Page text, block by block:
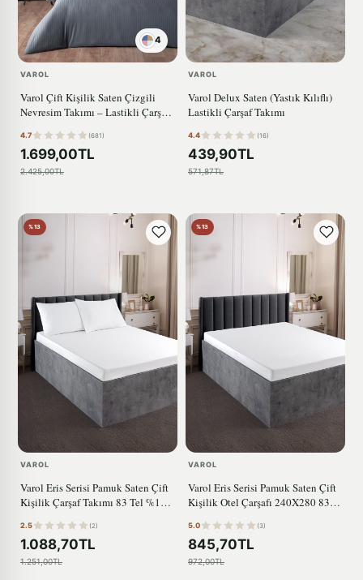
4
VAROL
Varol Çift Kişilik Saten Çizgili
Nevresim Takımı – Lastikli Çarşaf,
ANTRASİT
4.7 (681)
1.699,00TL
2.425,00TL
VAROL
Varol Delux Saten (Yastık Kılıflı)
Lastikli Çarşaf Takımı
4.4 (16)
439,90TL
571,87TL
%13
VAROL
Varol Eris Serisi Pamuk Saten Çift
Kişilik Çarşaf Takımı 83 Tel %100
2.5 (2)
1.088,70TL
1.251,00TL
%13
VAROL
Varol Eris Serisi Pamuk Saten Çift
Kişilik Otel Çarşafı 240X280 83
5.0 (3)
845,70TL
972,00TL